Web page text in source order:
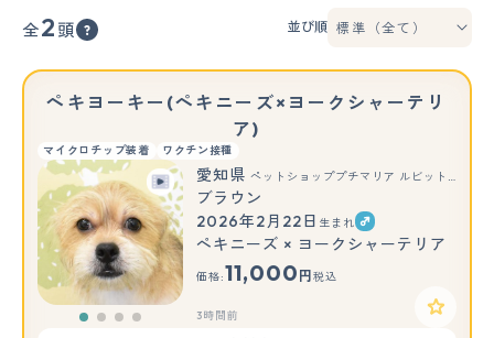
全2 頭 並び順
ペキヨーキー(ペキニーズ×ヨークシャーテリ
ア)
マイクロチップ装着 ワクチン接種
愛知県 ペットショッププチマリア ルビットパーク岡崎店
ブラウン
2026年2月22日 生まれ
ペキニーズ × ヨークシャーテリア
価格:11,000 円 税込
3時間前